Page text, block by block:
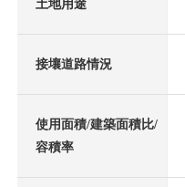
土地用途
接壤道路情況
使用面積/建築面積比/
容積率